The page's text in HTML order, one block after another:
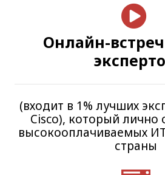
Онлайн-
(входит в 1% лучших
Cisco), который лично
высокооплачиваемых
страны